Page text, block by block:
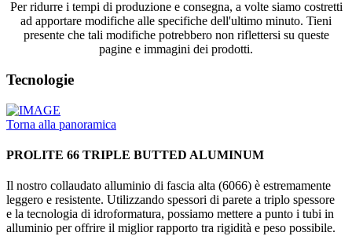
Per ridurre i tempi di produzione e consegna, a volte siamo costretti
ad apportare modifiche alle specifiche dell'ultimo minuto. Tieni
presente che tali modifiche potrebbero non riflettersi su queste
pagine e immagini dei prodotti.
Tecnologie
Torna alla panoramica
PROLITE 66 TRIPLE BUTTED ALUMINUM
Il nostro collaudato alluminio di fascia alta (6066) è estremamente
leggero e resistente. Utilizzando spessori di parete a triplo spessore
e la tecnologia di idroformatura, possiamo mettere a punto i tubi in
alluminio per offrire il miglior rapporto tra rigidità e peso possibile.